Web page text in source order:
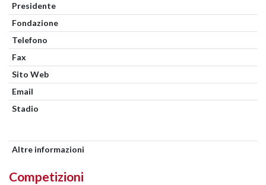
Presidente
Fondazione
Telefono
Fax
Sito Web
Email
Stadio
Altre informazioni
Competizioni